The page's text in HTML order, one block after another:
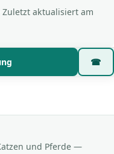
Zuletzt aktualisiert am
☎
und Pferde —